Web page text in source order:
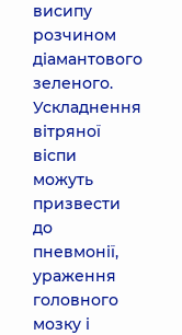
висипу
розчином
діамантового
зеленого.
Ускладнення
вітряної
віспи
можуть
призвести
до
пневмонії,
ураження
головного
мозку і